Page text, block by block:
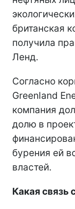
британская
получила
Ленд.
Согласно
Greenland
компания
долю в
бурения ей
властей.
Какая связь